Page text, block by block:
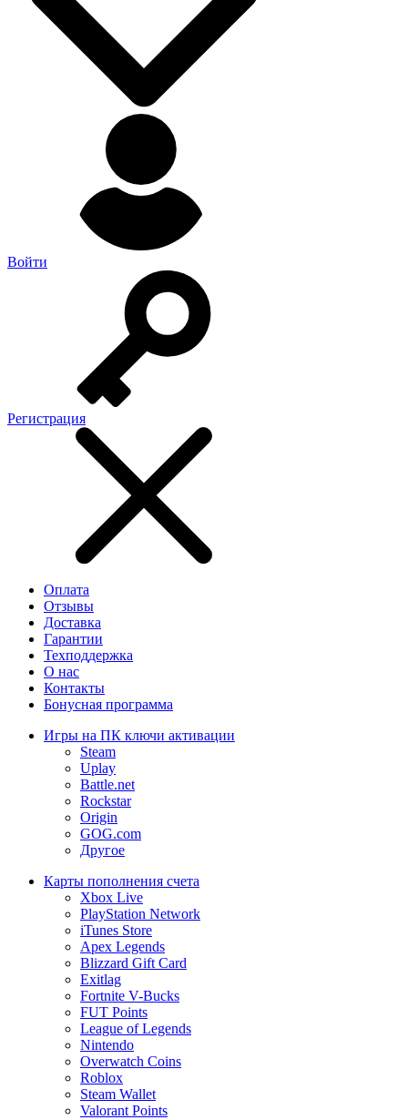
Войти
Регистрация
Оплата
Отзывы
Доставка
Гарантии
Техподдержка
О нас
Контакты
Бонусная программа
Игры на ПК ключи активации
Steam
Uplay
Battle.net
Rockstar
Origin
GOG.com
Другое
Карты пополнения счета
Xbox Live
PlayStation Network
iTunes Store
Apex Legends
Blizzard Gift Card
Exitlag
Fortnite V-Bucks
FUT Points
League of Legends
Nintendo
Overwatch Coins
Roblox
Steam Wallet
Valorant Points